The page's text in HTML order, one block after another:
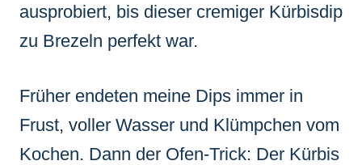
ausprobiert, bis dieser cremiger Kürbisdip
zu Brezeln perfekt war.
Früher endeten meine Dips immer in
Frust, voller Wasser und Klümpchen vom
Kochen. Dann der Ofen-Trick: Der Kürbis